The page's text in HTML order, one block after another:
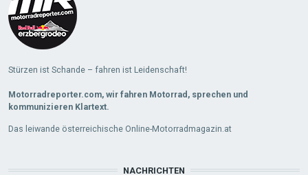
Stürzen ist Schande – fahren ist Leidenschaft!
Motorradreporter.com, wir fahren Motorrad, sprechen und
kommunizieren Klartext.
Das leiwande österreichische Online-Motorradmagazin.at
NACHRICHTEN